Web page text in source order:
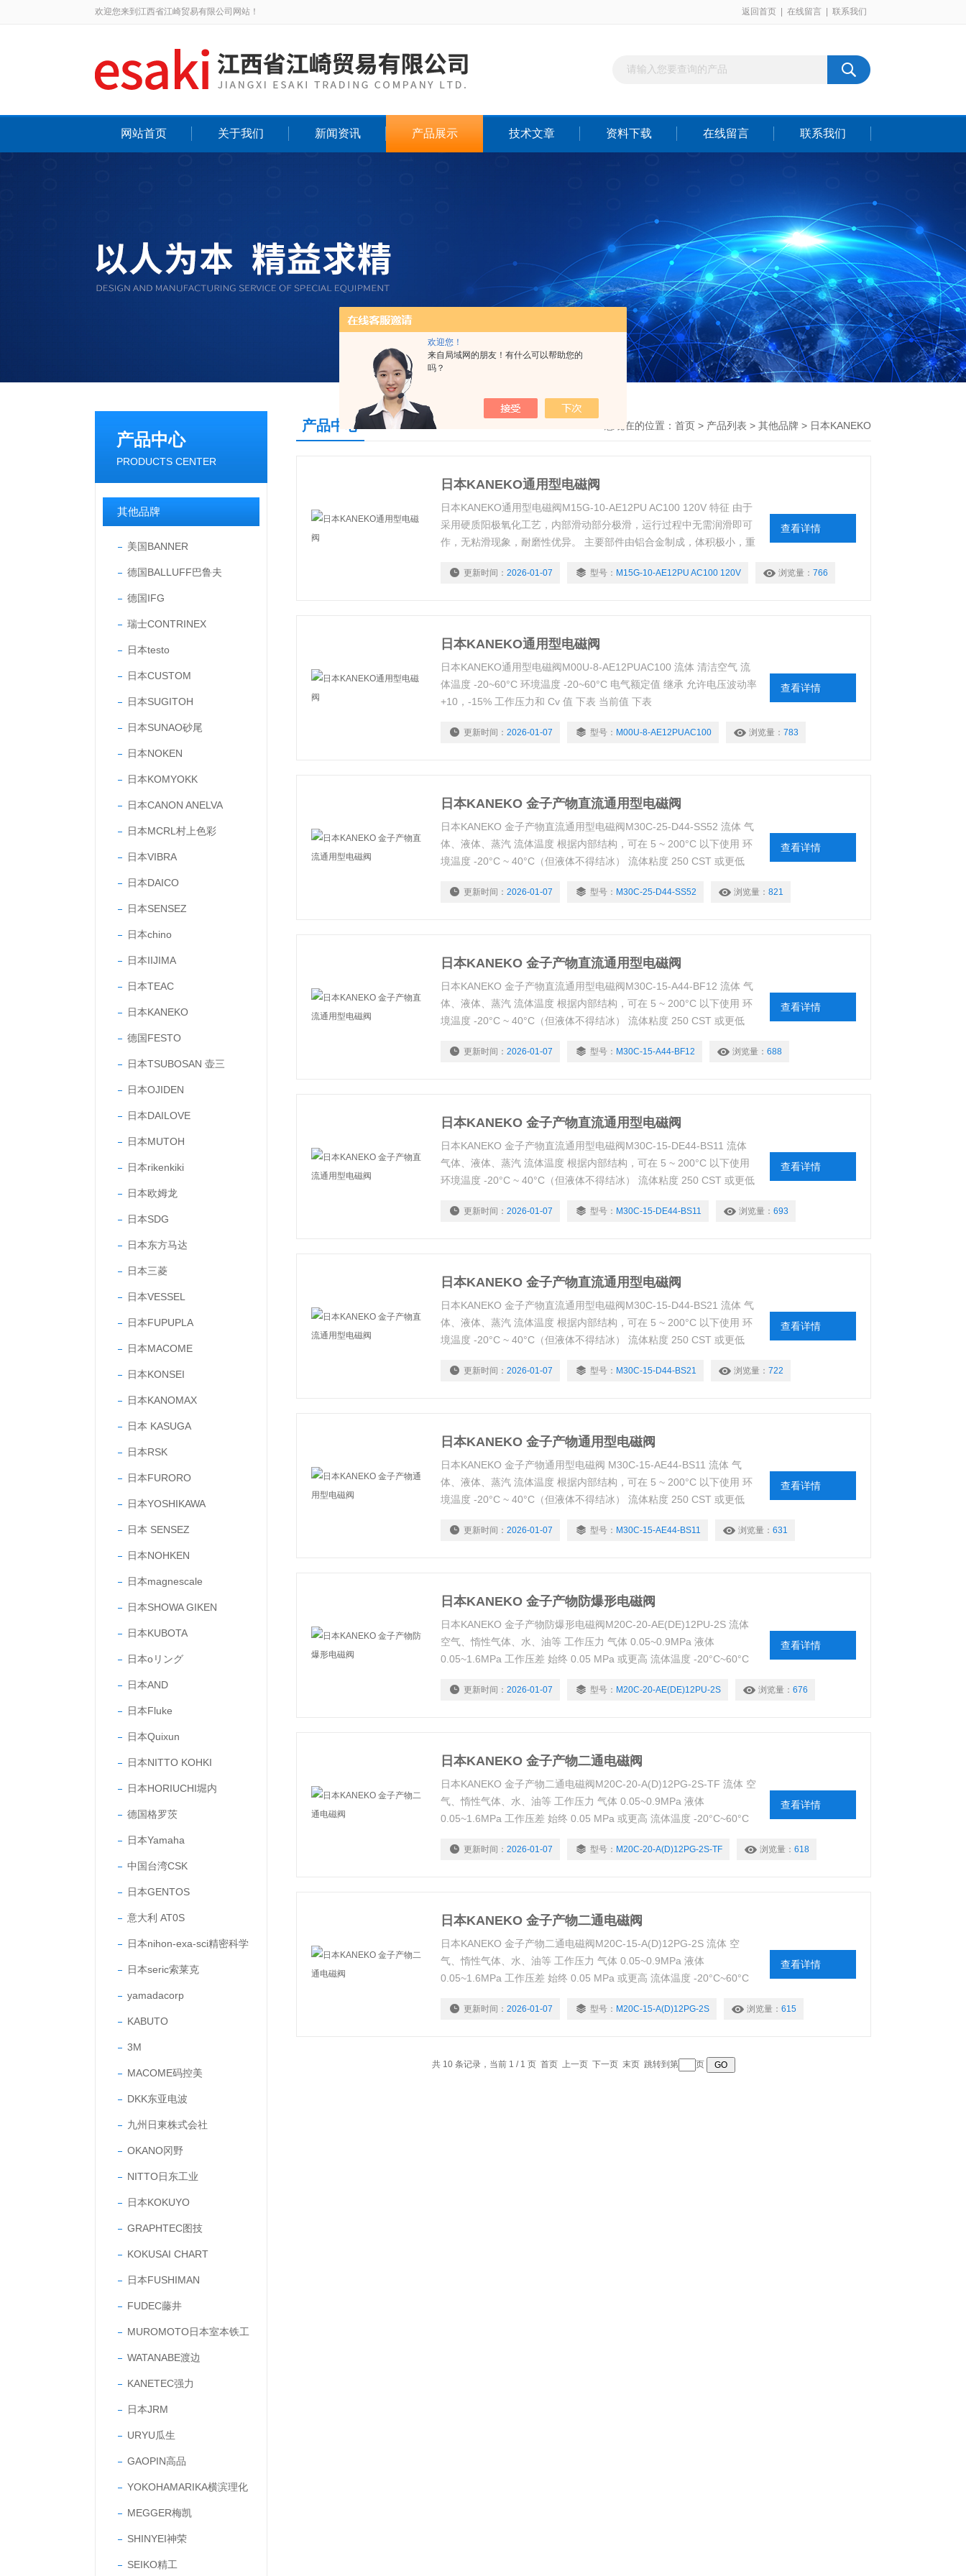
欢迎您！
来自局域网的朋友！有什么可以帮助您的
吗？
欢迎您来到江西省江崎贸易有限公司网站！ 返回首页 在线留言 联系我们
网站首页 关于我们 新闻资讯 产品展示 技术文章 资料下载 在线留言 联系我们
产品中心
PRODUCTS CENTER
其他品牌
美国BANNER
德国BALLUFF巴鲁夫
德国IFG
瑞士CONTRINEX
日本testo
日本CUSTOM
日本SUGITOH
日本SUNAO砂尾
日本NOKEN
日本KOMYOKK
日本CANON ANELVA
日本MCRL村上色彩
日本VIBRA
日本DAICO
日本SENSEZ
日本chino
日本IIJIMA
日本TEAC
日本KANEKO
德国FESTO
日本TSUBOSAN 壶三
日本OJIDEN
日本DAILOVE
日本MUTOH
日本rikenkiki
日本欧姆龙
日本SDG
日本东方马达
日本三菱
日本VESSEL
日本FUPUPLA
日本MACOME
日本KONSEI
日本KANOMAX
日本 KASUGA
日本RSK
日本FURORO
日本YOSHIKAWA
日本 SENSEZ
日本NOHKEN
日本magnescale
日本SHOWA GIKEN
日本KUBOTA
日本oリング
日本AND
日本Fluke
日本Quixun
日本NITTO KOHKI
日本HORIUCHI堀内
德国格罗茨
日本Yamaha
中国台湾CSK
日本GENTOS
意大利 AT0S
日本nihon-exa-sci精密科学
日本seric索莱克
yamadacorp
KABUTO
3M
MACOME码控美
DKK东亚电波
九州日東株式会社
OKANO冈野
NITTO日东工业
日本KOKUYO
GRAPHTEC图技
KOKUSAI CHART
日本FUSHIMAN
FUDEC藤井
MUROMOTO日本室本铁工
WATANABE渡边
KANETEC强力
日本JRM
URYU瓜生
GAOPIN高品
YOKOHAMARIKA横滨理化
MEGGER梅凯
SHINYEI神荣
SEIKO精工
产品中心 您现在的位置： 首页 > 产品列表 > 其他品牌 > 日本KANEKO
日本KANEKO通用型电磁阀
日本KANEKO通用型电磁阀M15G-10-AE12PU AC100 120V 特征 由于
采用硬质阳极氧化工艺，内部滑动部分极滑，运行过程中无需润滑即可
作，无粘滑现象，耐磨性优异。 主要部件由铝合金制成，体积极小，重
它采用硬质阳极氧化铝处理，具有耐腐蚀性。 防爆型式已通过劳动部认
更新时间： 2026-01-07 型号： M15G-10-AE12PU AC100 120V 浏览量： 766
查看详情
日本KANEKO通用型电磁阀
日本KANEKO通用型电磁阀M00U-8-AE12PUAC100 流体 清洁空气 流
体温度 -20~60°C 环境温度 -20~60°C 电气额定值 继承 允许电压波动率
+10，-15% 工作压力和 Cv 值 下表 当前值 下表
更新时间： 2026-01-07 型号： M00U-8-AE12PUAC100 浏览量： 783
查看详情
日本KANEKO 金子产物直流通用型电磁阀
日本KANEKO 金子产物直流通用型电磁阀M30C-25-D44-SS52 流体 气
体、液体、蒸汽 流体温度 根据内部结构，可在 5 ~ 200°C 以下使用 环
境温度 -20°C ~ 40°C（但液体不得结冰） 流体粘度 250 CST 或更低
下表 更新时间： 2026-01-07 型号： M30C-25-D44-SS52 浏览量： 821
查看详情
日本KANEKO 金子产物直流通用型电磁阀
日本KANEKO 金子产物直流通用型电磁阀M30C-15-A44-BF12 流体 气
体、液体、蒸汽 流体温度 根据内部结构，可在 5 ~ 200°C 以下使用 环
境温度 -20°C ~ 40°C（但液体不得结冰） 流体粘度 250 CST 或更低
下表 更新时间： 2026-01-07 型号： M30C-15-A44-BF12 浏览量： 688
查看详情
日本KANEKO 金子产物直流通用型电磁阀
日本KANEKO 金子产物直流通用型电磁阀M30C-15-DE44-BS11 流体
气体、液体、蒸汽 流体温度 根据内部结构，可在 5 ~ 200°C 以下使用
环境温度 -20°C ~ 40°C（但液体不得结冰） 流体粘度 250 CST 或更低
下表 更新时间： 2026-01-07 型号： M30C-15-DE44-BS11 浏览量： 693
查看详情
日本KANEKO 金子产物直流通用型电磁阀
日本KANEKO 金子产物直流通用型电磁阀M30C-15-D44-BS21 流体 气
体、液体、蒸汽 流体温度 根据内部结构，可在 5 ~ 200°C 以下使用 环
境温度 -20°C ~ 40°C（但液体不得结冰） 流体粘度 250 CST 或更低
下表 更新时间： 2026-01-07 型号： M30C-15-D44-BS21 浏览量： 722
查看详情
日本KANEKO 金子产物通用型电磁阀
日本KANEKO 金子产物通用型电磁阀 M30C-15-AE44-BS11 流体 气
体、液体、蒸汽 流体温度 根据内部结构，可在 5 ~ 200°C 以下使用 环
境温度 -20°C ~ 40°C（但液体不得结冰） 流体粘度 250 CST 或更低
下表 更新时间： 2026-01-07 型号： M30C-15-AE44-BS11 浏览量： 631
查看详情
日本KANEKO 金子产物防爆形电磁阀
日本KANEKO 金子产物防爆形电磁阀M20C-20-AE(DE)12PU-2S 流体
空气、惰性气体、水、油等 工作压力 气体 0.05~0.9MPa 液体
0.05~1.6MPa 工作压差 始终 0.05 MPa 或更高 流体温度 -20°C~60°C
动率 +10%，-15% 当前值
更新时间： 2026-01-07 型号： M20C-20-AE(DE)12PU-2S 浏览量： 676
查看详情
日本KANEKO 金子产物二通电磁阀
日本KANEKO 金子产物二通电磁阀M20C-20-A(D)12PG-2S-TF 流体 空
气、惰性气体、水、油等 工作压力 气体 0.05~0.9MPa 液体
0.05~1.6MPa 工作压差 始终 0.05 MPa 或更高 流体温度 -20°C~60°C
动率 +10%，-15% 当前值
更新时间： 2026-01-07 型号： M20C-20-A(D)12PG-2S-TF 浏览量： 618
查看详情
日本KANEKO 金子产物二通电磁阀
日本KANEKO 金子产物二通电磁阀M20C-15-A(D)12PG-2S 流体 空
气、惰性气体、水、油等 工作压力 气体 0.05~0.9MPa 液体
0.05~1.6MPa 工作压差 始终 0.05 MPa 或更高 流体温度 -20°C~60°C
动率 +10%，-15% 当前值
更新时间： 2026-01-07 型号： M20C-15-A(D)12PG-2S 浏览量： 615
查看详情
共 10 条记录，当前 1 / 1 页 首页 上一页 下一页 末页 跳转到第 页